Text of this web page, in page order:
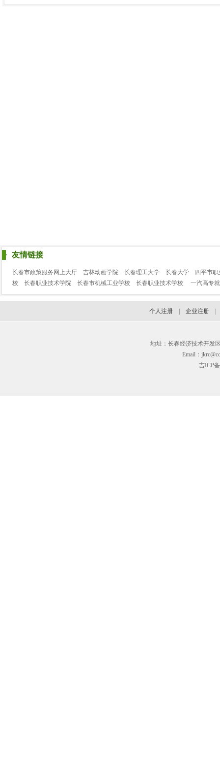
友情链接
长春市政策服务网上大厅 吉林动画学院 长春理工大学 长春大学
四平市
校
长春职业技术学院 长春市机械工业学校 长春职业技术学校 一汽高专
个人注册 企业注册
地址：长春经济技术开发
Email：
吉ICP